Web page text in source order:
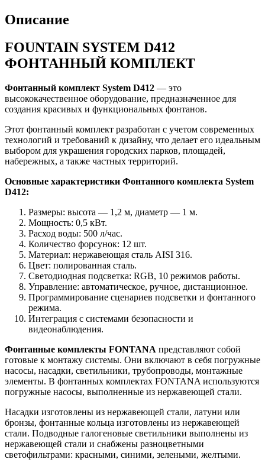
Описание
FOUNTAIN SYSTEM D412
ФОНТАННЫЙ КОМПЛЕКТ
Фонтанный комплект System D412 — это
высококачественное оборудование, предназначенное для
создания красивых и функциональных фонтанов.
Этот фонтанный комплект разработан с учетом современных
технологий и требований к дизайну, что делает его идеальным
выбором для украшения городских парков, площадей,
набережных, а также частных территорий.
Основные характеристики Фонтанного комплекта System
D412:
Размеры: высота — 1,2 м, диаметр — 1 м.
Мощность: 0,5 кВт.
Расход воды: 500 л/час.
Количество форсунок: 12 шт.
Материал: нержавеющая сталь AISI 316.
Цвет: полированная сталь.
Светодиодная подсветка: RGB, 10 режимов работы.
Управление: автоматическое, ручное, дистанционное.
Программирование сценариев подсветки и фонтанного
режима.
Интеграция с системами безопасности и
видеонаблюдения.
Фонтанные комплекты FONTANA представляют собой
готовые к монтажу системы. Они включают в себя погружные
насосы, насадки, светильники, трубопроводы, монтажные
элементы. В фонтанных комплектах FONTANA используются
погружные насосы, выполненные из нержавеющей стали.
Насадки изготовлены из нержавеющей стали, латуни или
бронзы, фонтанные кольца изготовлены из нержавеющей
стали. Подводные галогеновые светильники выполнены из
нержавеющей стали и снабжены разноцветными
светофильтрами: красными, синими, зелеными, желтыми.